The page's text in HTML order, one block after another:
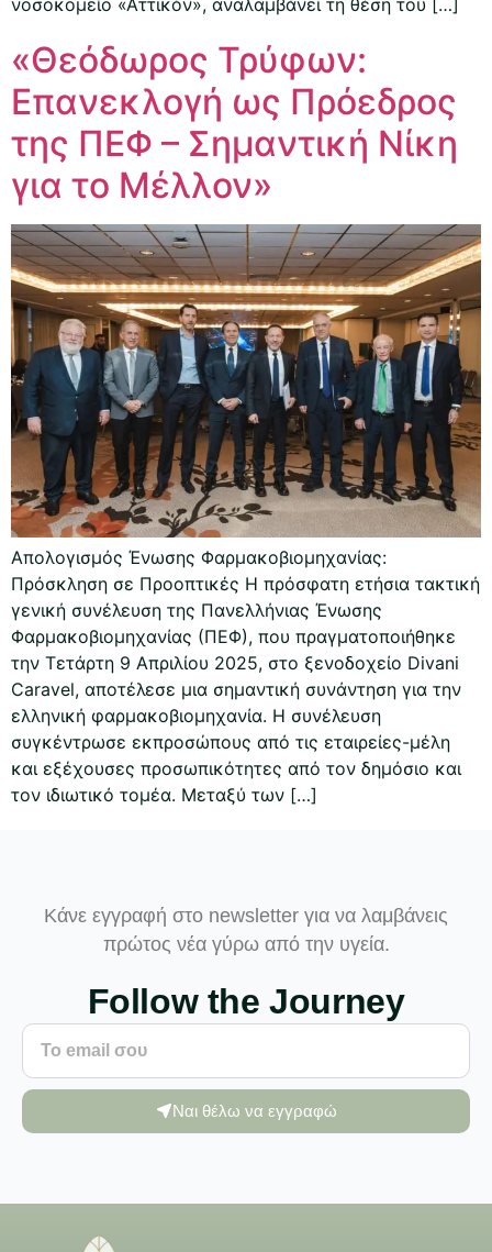
«Θεόδωρος Τρύφων:
Επανεκλογή ως Πρόεδρος
της ΠΕΦ – Σημαντική Νίκη
για το Μέλλον»
Απολογισμός Ένωσης Φαρμακοβιομηχανίας:
Πρόσκληση σε Προοπτικές Η πρόσφατη ετήσια τακτική
γενική συνέλευση της Πανελλήνιας Ένωσης
Φαρμακοβιομηχανίας (ΠΕΦ), που πραγματοποιήθηκε
την Τετάρτη 9 Απριλίου 2025, στο ξενοδοχείο Divani
Caravel, αποτέλεσε μια σημαντική συνάντηση για την
ελληνική φαρμακοβιομηχανία. Η συνέλευση
συγκέντρωσε εκπροσώπους από τις εταιρείες-μέλη
και εξέχουσες προσωπικότητες από τον δημόσιο και
τον ιδιωτικό τομέα. Μεταξύ των […]
Κάνε εγγραφή στο newsletter για να λαμβάνεις
πρώτος νέα γύρω από την υγεία.
Follow the Journey
Ναι θέλω να εγγραφώ